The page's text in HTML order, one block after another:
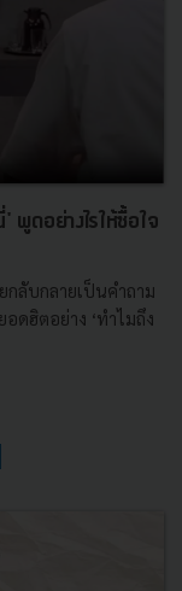
พูดอย่างไรให้ซื้อใจ
ลับกลายเป็นคำถาม
ดฮิตอย่าง ‘ทำไมถึง